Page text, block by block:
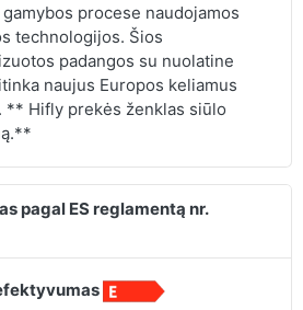
procese naudojamos
technologijos. Šios
padangos su nuolatine
naujus Europos keliamus
** Hifly prekės ženklas siūlo
pagal ES reglamentą nr.